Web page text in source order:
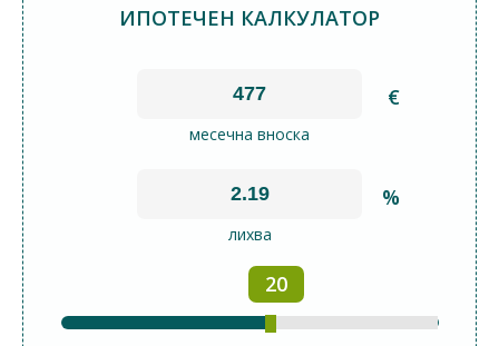
ИПОТЕЧЕН КАЛКУЛАТОР
€
месечна вноска
%
лихва
20